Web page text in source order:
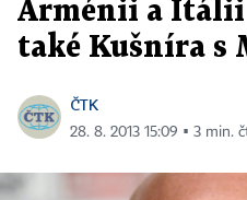
Arménii a Itálii
také Kušníra s
ČTK
28. 8. 2013 15:09 ▪ 3 min.